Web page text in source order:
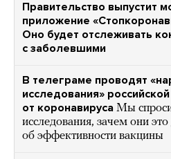
Правительство выпустит
приложение
Оно будет отслеживать
с заболевшими
В телеграме проводят
исследования»
от коронавируса Мы
исследования, зачем они
об эффективности вакцины